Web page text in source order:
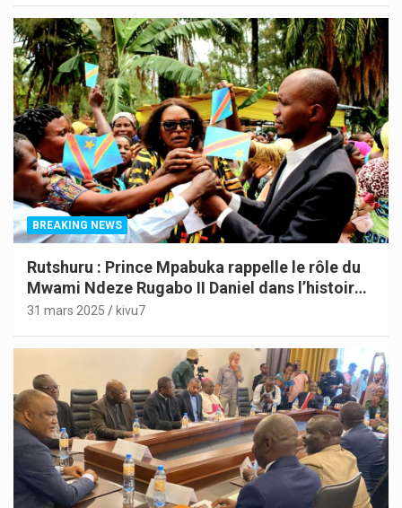
BREAKING NEWS
Rutshuru : Prince Mpabuka rappelle le rôle du
Mwami Ndeze Rugabo II Daniel dans l’histoire
de l’Indépendance du Congo
31 mars 2025 kivu7